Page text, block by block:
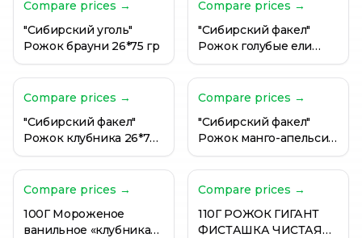
Compare prices →
"Сибирский уголь"
Рожок брауни 26*75 гр
Compare prices →
"Сибирский факел"
Рожок голубые ели
34*75 гр
Compare prices →
"Сибирский факел"
Рожок клубника 26*75
гр
Compare prices →
"Сибирский факел"
Рожок манго-апельсин
26*75 гр
Compare prices →
100Г Мороженое
ванильное «клубника»
Compare prices →
110Г РОЖОК ГИГАНТ
ФИСТАШКА ЧИСТАЯ
Мороженое CORNETTO рожок Манго-маракуйя, 80г
Мороженое Extreme Intriga Мята-шоколад 3.4%
Мороженое Бомба конус XXL клубника 130 г